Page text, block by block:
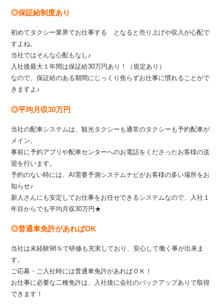
◎保証給制度あり
初めてタクシー業界でお仕事する となると売り上げや収入が心配で
すよね。
当社ではそんな心配もなし♪
入社後最大１年間は保証給30万円あり！（規定あり）
なので、保証給のある期間にじっくり焦らずお仕事に慣れることがで
きますよ♪
◎平均月収30万円
当社の配車システムは、観光タクシーも通常のタクシーも予約配車が
メイン。
事前に予約アプリや配車センターへのお電話をくださったお客様の送
迎を行います。
予約のない時には、AI需要予測システムナビがお客様の多い場所をお
知らせ♪
新人さんにも安定してお仕事をお任せできるシステムなので、入社１
年目からでも平均月収30万円★
◎普通車免許があればOK
当社は未経験98％で研修も充実しており、安心して働く事が出来ま
す。
ご応募・ご入社時には普通車免許があればＯＫ！
お仕事に必要な二種免許は、入社後に会社のバックアップありで取得
できます！